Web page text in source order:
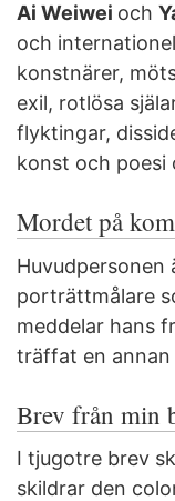
Ai Weiwei och
och
konstnärer,
exil, rotlösa
flyktingar,
konst och poesi
Mordet på
Huvudpersonen
porträttmålare
meddelar hans
träffat en annan
Brev från min
I tjugotre brev
skildrar den